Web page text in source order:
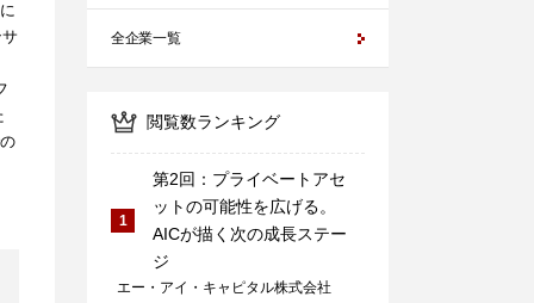
全企業一覧
閲覧数ランキング
1
第2回：プライベートアセ
ットの可能性を広げる。
AICが描く次の成長ステー
ジ
エー・アイ・キャピタル株式会社